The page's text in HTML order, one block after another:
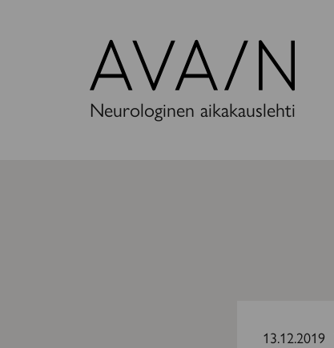
lehti
Neurologinen aikakauslehti
edessä13.12.2019